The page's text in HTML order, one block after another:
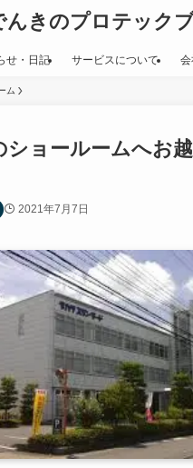
んきのプロテック
せ・日記 サービスについて
ム
ショールームへお
2021年7月7日